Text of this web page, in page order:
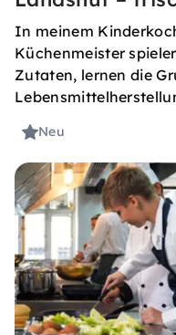
In meinem
Küchenmeister
Zutaten, lernen die
Neu